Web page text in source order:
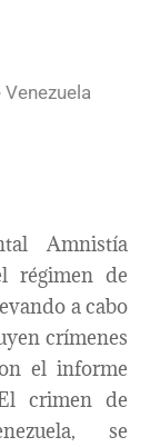
Amnistía
régimen de
a cabo
crímenes
el informe
crimen de
se